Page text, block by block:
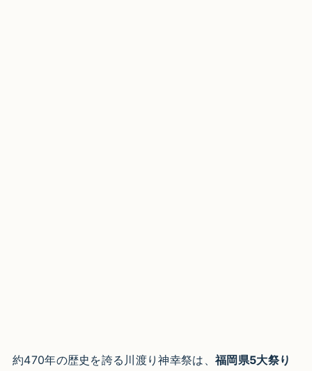
約470年の歴史を誇る川渡り神幸祭は、福岡県5大祭り